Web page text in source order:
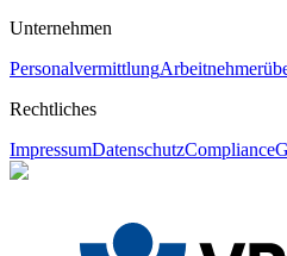
Unternehmen
Personalvermittlung
Rechtliches
ImpressumDatenschutzCompliance